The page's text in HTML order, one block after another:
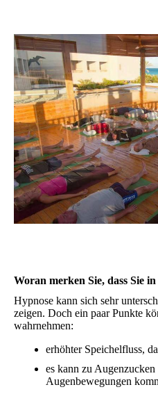
Woran merken Sie, dass Sie
Hypnose kann sich sehr
zeigen. Doch ein paar Punkte
wahrnehmen:
erhöhter Speichelfluss,
es kann zu Augenzucken
Augenbewegungen